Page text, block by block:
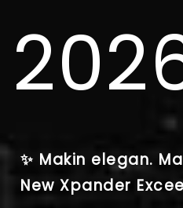
✨ Makin elegan.
New Xpander